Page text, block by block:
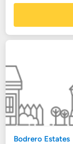
Bodrero Estates